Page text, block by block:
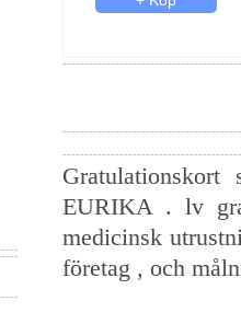
EURIKA . lv
medicinsk
företag , och